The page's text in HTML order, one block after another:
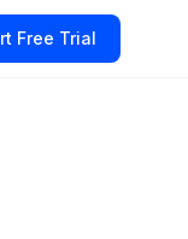
Free Trial